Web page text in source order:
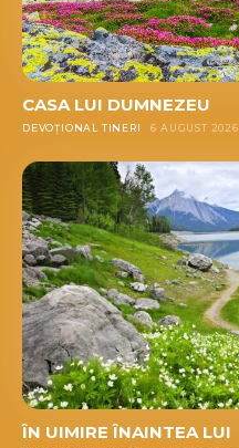
CASA LUI DUMNEZEU
DEVOȚIONAL TINERI 6 AUGUST 2026
ÎN UIMIRE ÎNAINTEA LUI